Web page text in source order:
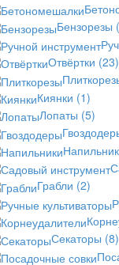
Бензорезы
Отвёртки (23)
Киянки (1)
Лопаты (5)
Грабли (2)
Секаторы (8)